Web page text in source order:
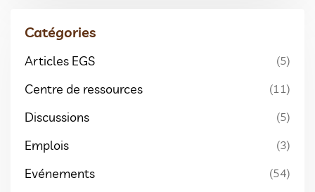
Catégories
Articles EGS (5)
Centre de ressources (11)
Discussions (5)
Emplois (3)
Evénements (54)